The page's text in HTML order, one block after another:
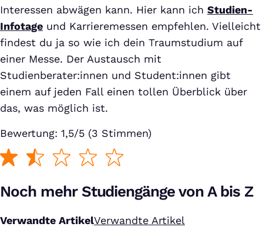
Interessen abwägen kann. Hier kann ich Studien-
Infotage und Karrieremessen empfehlen. Vielleicht
findest du ja so wie ich dein Traumstudium auf
einer Messe. Der Austausch mit
Studienberater:innen und Student:innen gibt
einem auf jeden Fall einen tollen Überblick über
das, was möglich ist.
Bewertung: 1,5/5 (3 Stimmen)
Noch mehr Studiengänge von A bis Z
Verwandte ArtikelVerwandte Artikel